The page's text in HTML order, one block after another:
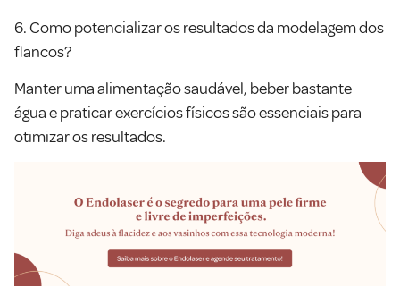
6. Como potencializar os resultados da modelagem dos
flancos?
Manter uma alimentação saudável, beber bastante
água e praticar exercícios físicos são essenciais para
otimizar os resultados.